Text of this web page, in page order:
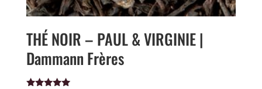
THÉ NOIR – PAUL & VIRGINIE |
Dammann Frères